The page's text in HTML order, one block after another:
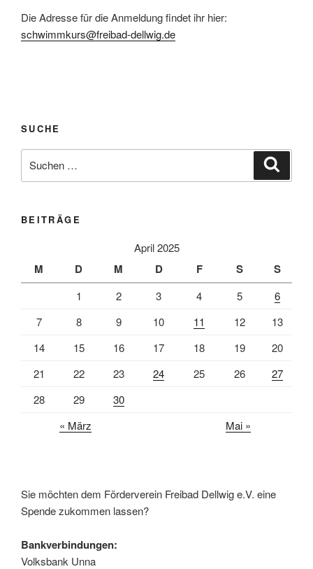
Die Adresse für die Anmeldung findet ihr hier:
schwimmkurs@freibad-dellwig.de
SUCHE
nach:
BEITRÄGE
April 2025
M D M D F S S
1 2 3 4 5
6
7
8 9 10 11 12
13
14
15 16 17 18 19
20
21
22 23 24 25 26
27
28
29
30
« März
Mai »
Sie möchten dem Förderverein Freibad Dellwig e.V. eine
Spende zukommen lassen?
Bankverbindungen:
Volksbank Unna